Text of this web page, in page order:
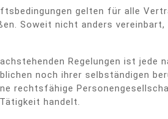
gelten für alle
Soweit nicht anders
Regelungen ist
noch ihrer selbständigen
rechtsfähige
handelt.